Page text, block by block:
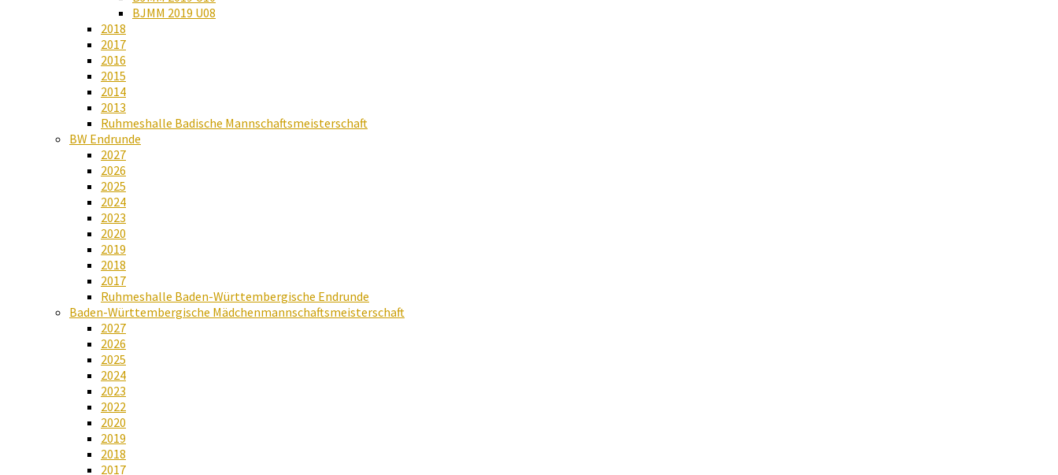
BJMM 2019 U08
2018
2017
2016
2015
2014
2013
Ruhmeshalle Badische Mannschaftsmeisterschaft
BW Endrunde
2027
2026
2025
2024
2023
2020
2019
2018
2017
Ruhmeshalle Baden-Württembergische Endrunde
Baden-Württembergische Mädchenmannschaftsmeisterschaft
2027
2026
2025
2024
2023
2022
2020
2019
2018
2017